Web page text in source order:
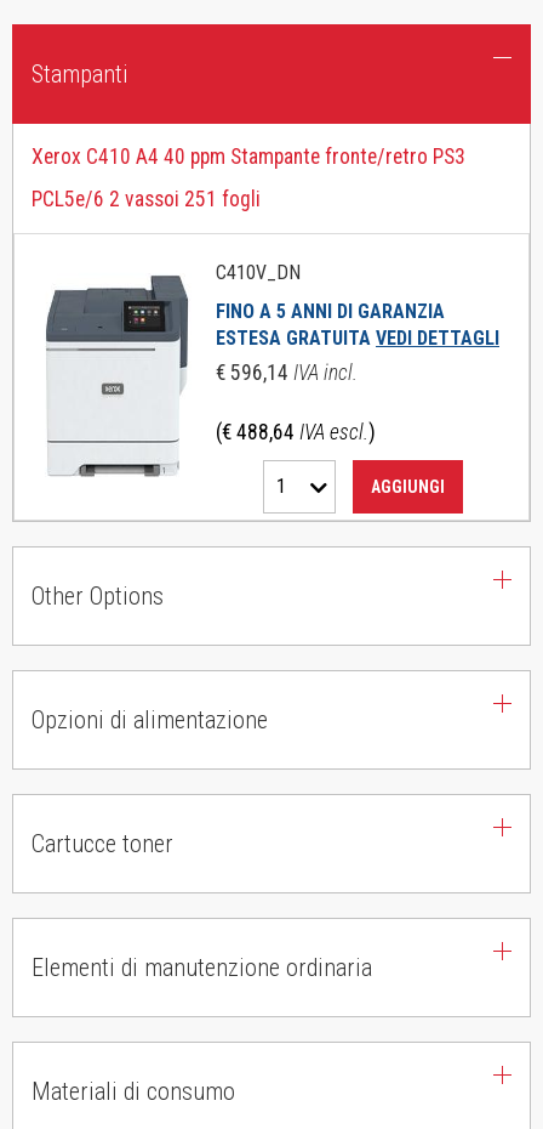
Stampanti
Xerox C410 A4 40 ppm Stampante fronte/retro PS3
PCL5e/6 2 vassoi 251 fogli
C410V_DN
FINO A 5 ANNI DI GARANZIA
ESTESA GRATUITA VEDI DETTAGLI
€ 596,14 IVA incl.
(€ 488,64 IVA escl.)
1 AGGIUNGI
Other Options
Opzioni di alimentazione
Cartucce toner
Elementi di manutenzione ordinaria
Materiali di consumo